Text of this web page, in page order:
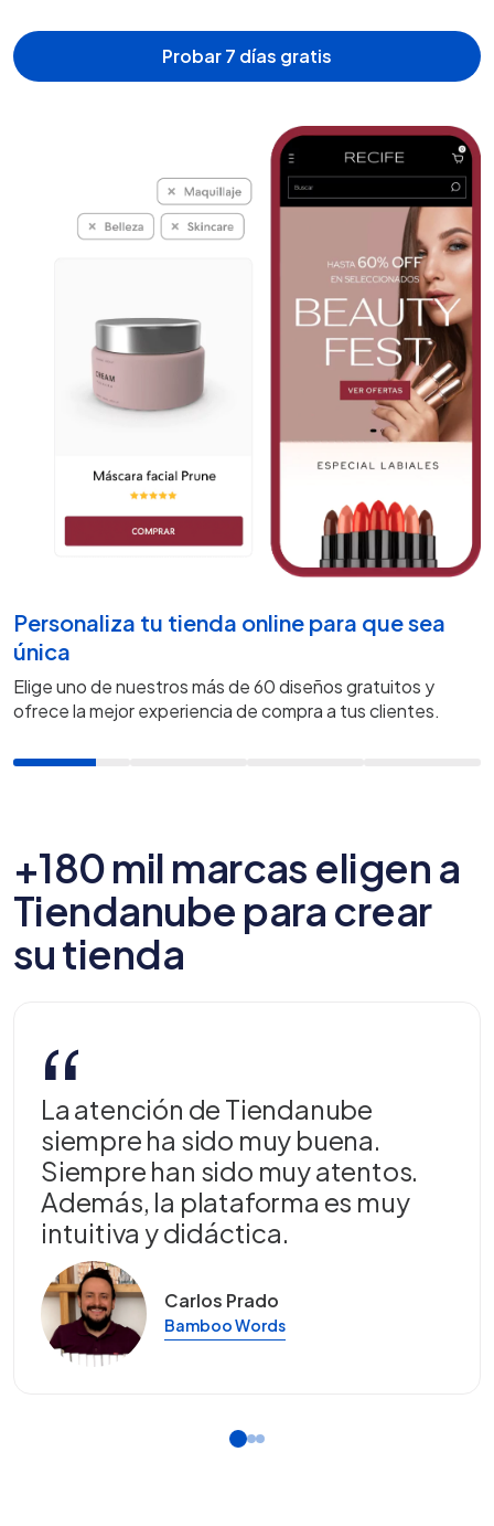
Probar 7 días gratis
Personaliza tu tienda online para que sea
única
Elige uno de nuestros más de60diseños gratuitos y
ofrece la mejor experiencia de compra a tus clientes.
+180 mil marcas eligen a
Tiendanube para crear
su tienda
“
La atención de Tiendanube
siempre ha sido muy buena.
Siempre han sido muy atentos.
Además, la plataforma es muy
intuitiva y didáctica.
Carlos Prado
Bamboo Words